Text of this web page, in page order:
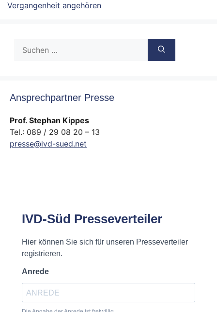
Vergangenheit angehören
nach:
Ansprechpartner Presse
Prof. Stephan Kippes
Tel.: 089 / 29 08 20 – 13
presse@ivd-sued.net